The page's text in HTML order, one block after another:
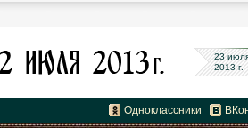
23
2013 г.
Одноклассники